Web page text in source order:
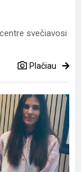
svečiavosi
Plačiau